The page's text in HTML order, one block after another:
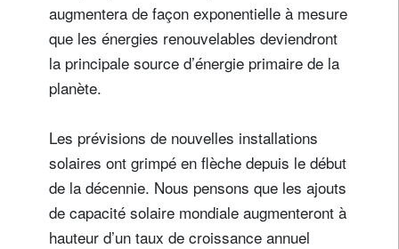
augmentera de façon exponentielle à mesure
que les énergies renouvelables deviendront
la principale source d’énergie primaire de la
planète.
Les prévisions de nouvelles installations
solaires ont grimpé en flèche depuis le début
de la décennie. Nous pensons que les ajouts
de capacité solaire mondiale augmenteront à
hauteur d’un taux de croissance annuel